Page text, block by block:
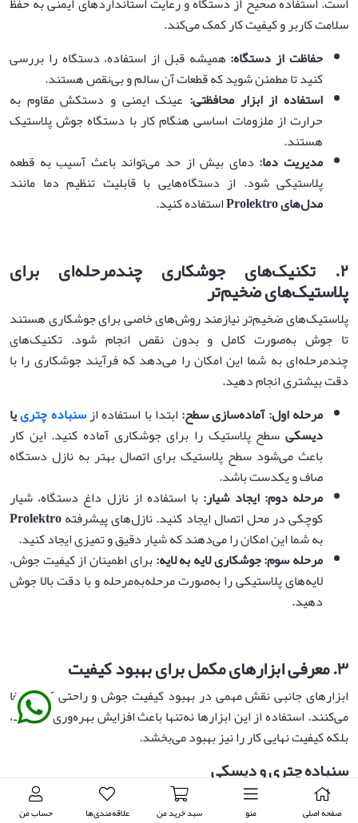
صفحه اصلی منو سبد خرید من علاقه‌مندی‌ها حساب من
سلامت کاربر و کیفیت کار کمک می‌کند.
حفاظت از دستگاه: همیشه قبل از استفاده، دستگاه را بررسی
کنید تا مطمئن شوید که قطعات آن سالم و بی‌نقص هستند.
استفاده از ابزار محافظتی: عینک ایمنی و دستکش مقاوم به
حرارت از ملزومات اساسی هنگام کار با دستگاه جوش پلاستیک
هستند.
مدیریت دما: دمای بیش از حد می‌تواند باعث آسیب به قطعه
پلاستیکی شود. از دستگاه‌هایی با قابلیت تنظیم دما مانند
مدل‌های
استفاده کنید.
۲. تکنیک‌های جوشکاری چندمرحله‌ای برای
پلاستیک‌های ضخیم‌تر
پلاستیک‌های ضخیم‌تر نیازمند روش‌های خاصی برای جوشکاری هستند
تا جوش به‌صورت کامل و بدون نقص انجام شود. تکنیک‌های
چندمرحله‌ای به شما این امکان را می‌دهد که فرآیند جوشکاری را با
دقت بیشتری انجام دهید.
مرحله اول: آماده‌سازی سطح:ابتدا با استفاده ازسنباده چترییا
دیسکی سطح پلاستیک را برای جوشکاری آماده کنید. این کار
باعث می‌شود سطح پلاستیک برای اتصال بهتر به نازل دستگاه
صاف و یکدست باشد.
مرحله دوم: ایجاد شیار: با استفاده از نازل داغ دستگاه، شیار
کوچکی در محل اتصال ایجاد کنید. نازل‌های پیشرفتهProlektro
به شما این امکان را می‌دهند که شیار دقیق و تمیزی ایجاد کنید.
مرحله سوم: جوشکاری لایه به لایه:برای اطمینان از کیفیت جوش،
لایه‌های پلاستیکی را به‌صورت مرحله‌به‌مرحله و با دقت بالا جوش
دهید.
۳.معرفی ابزارهای مکمل برای بهبود کیفیت
ابزارهای جانبی نقش مهمی در بهبود کیفیت جوش و راحتی کاربر ایفا
می‌کنند. استفاده از این ابزارها نه‌تنها باعث افزایش بهره‌وری می‌شود،
بلکه کیفیت نهایی کار را نیز بهبود می‌بخشد.
سنباده چتری و دیسکی
این ابزارها برای آماده‌سازی سطح پلاستیک قبل از جوشکاری استفاده
می‌شوند.